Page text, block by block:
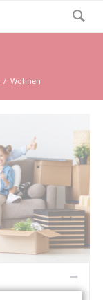
Wohnen